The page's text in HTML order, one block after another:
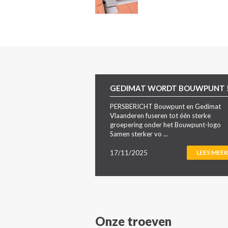
GEDIMAT WORDT BOUWPUNT
PERSBERICHT Bouwpunt en Gedimat
Vlaanderen fuseren tot één sterke
groepering onder het Bouwpunt-logo
Samen sterker vo ...
17/11/2025 LEES MEER
Onze troeven